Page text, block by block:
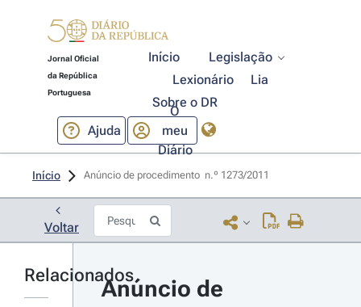
Jornal Oficial
da República
Portuguesa
Início
Legislação
Lexionário
Lia
Sobre o DR
Ajuda
O
meu
Diário
Início Anúncio de procedimento  n.º 1273/2011
Voltar
Relacionados
Anúncio de